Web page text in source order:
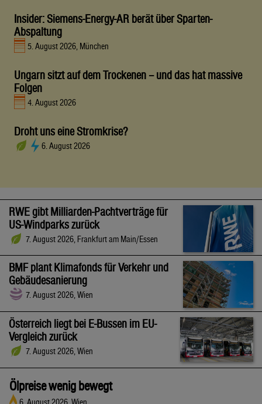
Insider: Siemens-Energy-AR berät über Sparten-
Abspaltung
5. August 2026, München
Ungarn sitzt auf dem Trockenen – und das hat massive
Folgen
4. August 2026
Droht uns eine Stromkrise?
6. August 2026
RWE gibt Milliarden-Pachtverträge für
US-Windparks zurück
7. August 2026, Frankfurt am Main/Essen
BMF plant Klimafonds für Verkehr und
Gebäudesanierung
7. August 2026, Wien
Österreich liegt bei E-Bussen im EU-
Vergleich zurück
7. August 2026, Wien
Ölpreise wenig bewegt